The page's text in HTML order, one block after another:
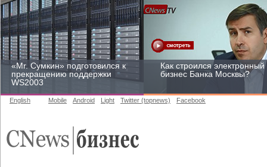
«Mr. Сумкин» подготовился к
прекращению поддержки
WS2003
Как строился электронный
бизнес Банка Москвы?
English Mobile Android Light Twitter (topnews) Facebook